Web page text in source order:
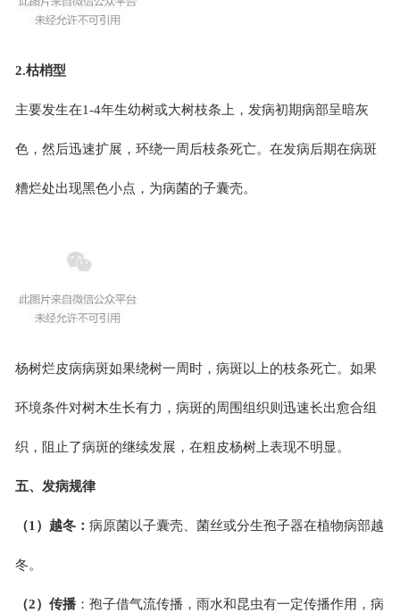
2.枯梢型
主要发生在1-4年生幼树或大树枝条上，发病初期病部呈暗灰
色，然后迅速扩展，环绕一周后枝条死亡。在发病后期在病斑
糟烂处出现黑色小点，为病菌的子囊壳。
杨树烂皮病病斑如果绕树一周时，病斑以上的枝条死亡。如果
环境条件对树木生长有力，病斑的周围组织则迅速长出愈合组
织，阻止了病斑的继续发展，在粗皮杨树上表现不明显。
五、 发病规律
（1）越冬： 病原菌以子囊壳、菌丝或分生孢子器在植物病部越
冬。
（2）传播：孢子借气流传播，雨水和昆虫有一定传播作用，病